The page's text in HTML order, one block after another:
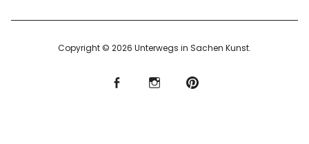
Copyright © 2026 Unterwegs in Sachen Kunst